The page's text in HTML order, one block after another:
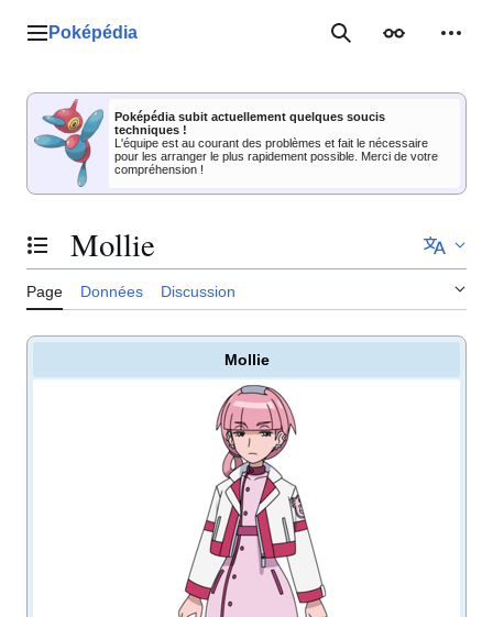
Menu principal
Poképédia RechercherApparence
Poképédia subit actuellement quelques soucis
techniques !
L'équipe est au courant des problèmes et fait le nécessaire
pour les arranger le plus rapidement possible. Merci de votre
compréhension !
Basculer la table des matières
Mollie
Page Données Discussion
Mollie